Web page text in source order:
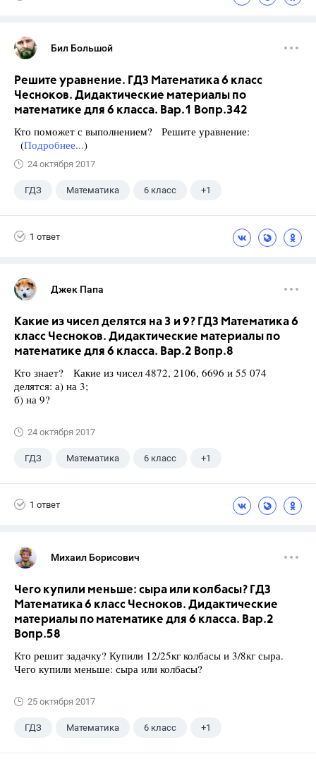
Бил Большой
Решите уравнение. ГДЗ Математика 6 класс
Чесноков. Дидактические материалы по
математике для 6 класса. Вар.1 Вопр.342
Кто поможет с выполнением? Решите уравнение:
(Подробнее...)
24 октября 2017
ГДЗ Математика 6 класс +1
1 ответ
Джек Папа
Какие из чисел делятся на 3 и 9? ГДЗ Математика 6
класс Чесноков. Дидактические материалы по
математике для 6 класса. Вар.2 Вопр.8
Кто знает? Какие из чисел 4872, 2106, 6696 и 55 074
делятся: а) на 3;
б) на 9?
24 октября 2017
ГДЗ Математика 6 класс +1
1 ответ
Михаил Борисович
Чего купили меньше: сыра или колбасы? ГДЗ
Математика 6 класс Чесноков. Дидактические
материалы по математике для 6 класса. Вар.2
Вопр.58
Кто решит задачку? Купили 12/25кг колбасы и 3/8кг сыра.
Чего купили меньше: сыра или колбасы?
25 октября 2017
ГДЗ Математика 6 класс +1